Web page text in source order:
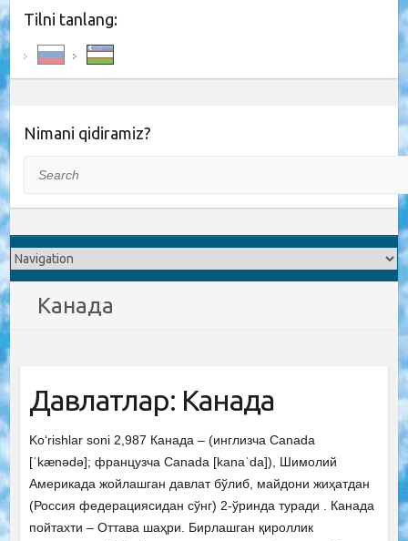
Tilni tanlang:
Nimani qidiramiz?
Канада
Давлатлар: Канада
Ko‘rishlar soni 2,987 Канада – (инглизча Canada
[ˈkænədə]; французча Canada [kanaˈda]), Шимолий
Америкада жойлашган давлат бўлиб, майдони жиҳатдан
(Россия федерациясидан сўнг) 2-ўринда туради . Канада
пойтахти – Оттава шаҳри. Бирлашган қироллик